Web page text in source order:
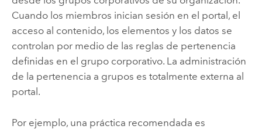
Cuando los miembros inician sesión en el portal, el
acceso al contenido, los elementos y los datos se
controlan por medio de las reglas de pertenencia
definidas en el grupo corporativo. La administración
de la pertenencia a grupos es totalmente externa al
portal.
Por ejemplo, una práctica recomendada es